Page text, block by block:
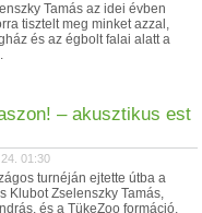
Tamás az idei évben
tisztelt meg minket azzal,
és az égbolt falai alatt a
– akusztikus est
01:30
turnéján ejtette útba a
Klubot Zselenszky Tamás,
és a TükeZoo formáció,